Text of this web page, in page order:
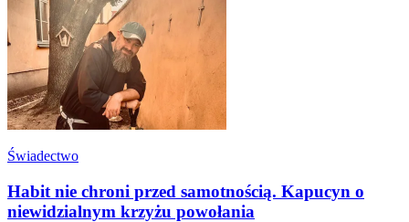
Świadectwo
Habit nie chroni przed samotnością. Kapucyn o
niewidzialnym krzyżu powołania